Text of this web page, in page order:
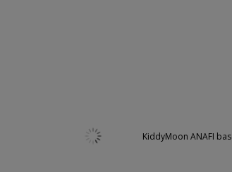
KiddyMoon ANAFI